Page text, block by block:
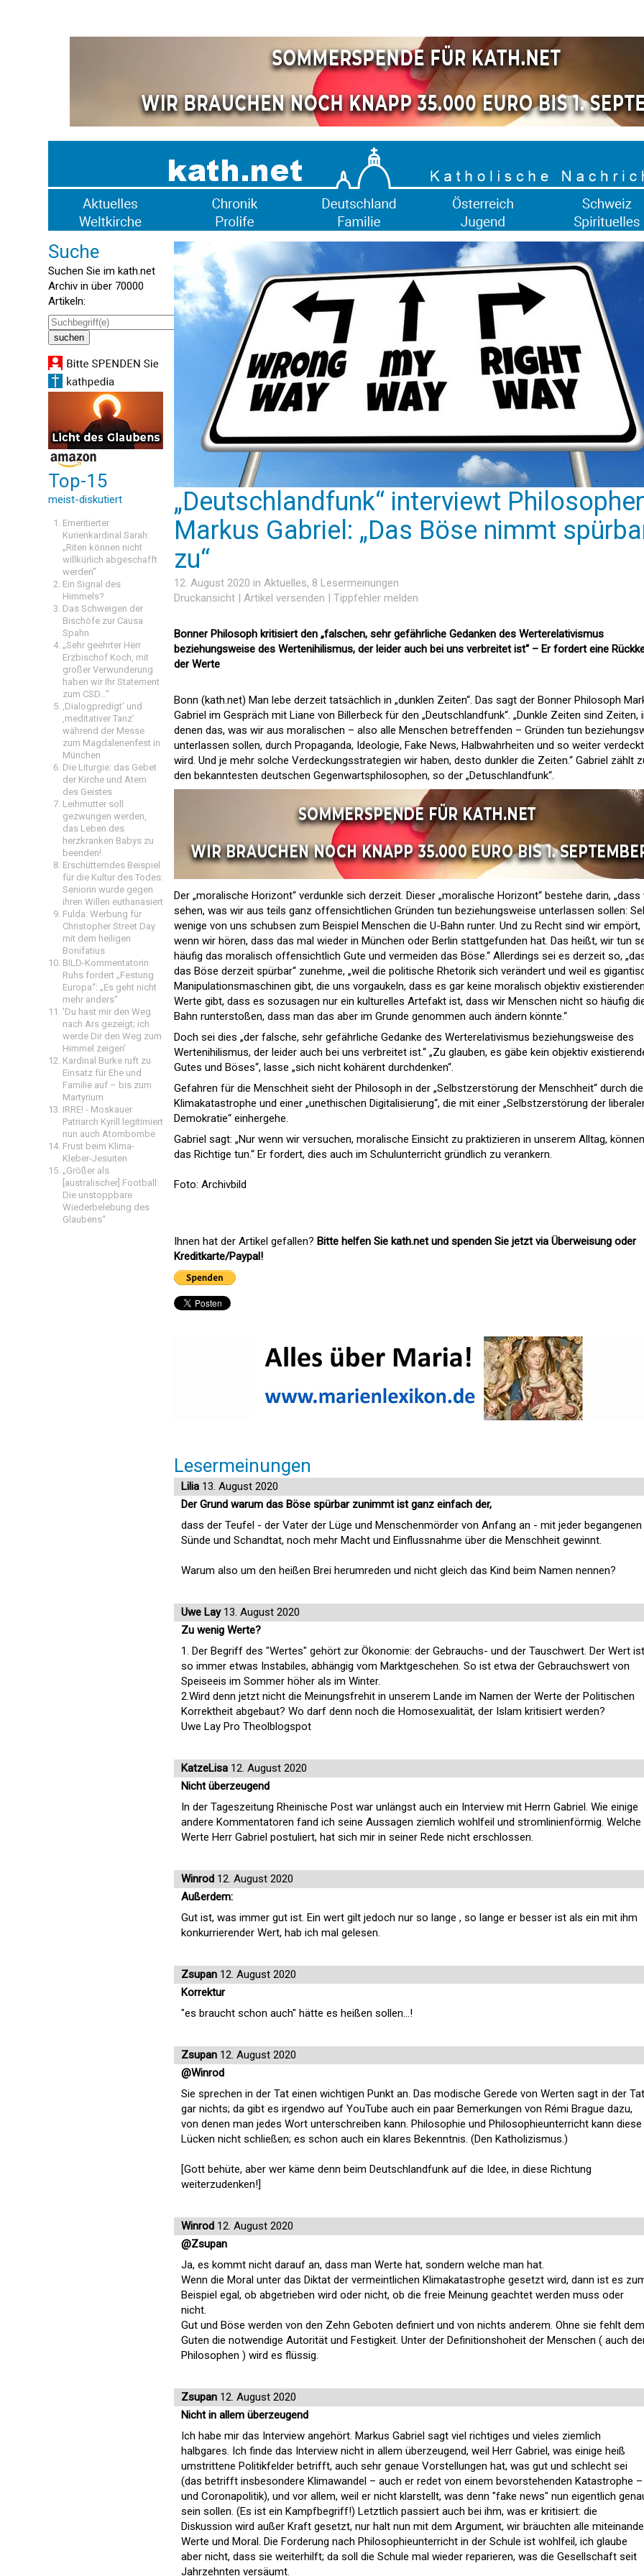
Suche
Suchen Sie im kath.net
Archiv in über 70000
Artikeln:
Top-15
meist-diskutiert
Emeritierter
Kurienkardinal Sarah:
„Riten können nicht
willkürlich abgeschafft
werden“
Ein Signal des
Himmels?
Das Schweigen der
Bischöfe zur Causa
Spahn
„Sehr geehrter Herr
Erzbischof Koch, mit
großer Verwunderung
haben wir Ihr Statement
zum CSD…“
‚Dialogpredigt‘ und
‚meditativer Tanz’
während der Messe
zum Magdalenenfest in
München
Die Liturgie: das Gebet
der Kirche und Atem
des Geistes
Leihmutter soll
gezwungen werden,
das Leben des
herzkranken Babys zu
beenden!
Erschütterndes Beispiel
für die Kultur des Todes:
Seniorin wurde gegen
ihren Willen euthanasiert
Fulda: Werbung für
Christopher Street Day
mit dem heiligen
Bonifatius
BILD-Kommentatorin
Ruhs fordert „Festung
Europa“: „Es geht nicht
mehr anders“
'Du hast mir den Weg
nach Ars gezeigt; ich
werde Dir den Weg zum
Himmel zeigen'
Kardinal Burke ruft zu
Einsatz für Ehe und
Familie auf – bis zum
Martyrium
IRRE! - Moskauer
Patriarch Kyrill legitimiert
nun auch Atombombe
Frust beim Klima-
Kleber-Jesuiten
„Größer als
[australischer] Football:
Die unstoppbare
Wiederbelebung des
Glaubens“
„Deutschlandfunk“ interviewt
Markus Gabriel: „Das Böse nimmt
zu“
12. August 2020 in Aktuelles, 8 Lesermeinungen
Druckansicht | Artikel versenden | Tippfehler melden
Bonner Philosoph kritisiert den „falschen, sehr gefährliche Gedanken des Werterelativismus
beziehungsweise des Wertenihilismus, der leider auch bei uns verbreitet ist“ – Er fordert eine
der Werte
Bonn (kath.net) Man lebe derzeit tatsächlich in „dunklen Zeiten“. Das sagt der Bonner Philosoph
Gabriel im Gespräch mit Liane von Billerbeck für den „Deutschlandfunk“. „Dunkle Zeiten sind Zeiten,
denen das, was wir aus moralischen – also alle Menschen betreffenden – Gründen tun
unterlassen sollen, durch Propaganda, Ideologie, Fake News, Halbwahrheiten und so weiter verdeckt
wird. Und je mehr solche Verdeckungsstrategien wir haben, desto dunkler die Zeiten.“ Gabriel zählt
den bekanntesten deutschen Gegenwartsphilosophen, so der „Detuschlandfunk“.
Der „moralische Horizont“ verdunkle sich derzeit. Dieser „moralische Horizont“ bestehe darin, „dass
sehen, was wir aus teils ganz offensichtlichen Gründen tun beziehungsweise unterlassen sollen:
wenige von uns schubsen zum Beispiel Menschen die U-Bahn runter. Und zu Recht sind wir empört,
wenn wir hören, dass das mal wieder in München oder Berlin stattgefunden hat. Das heißt, wir tun
häufig das moralisch offensichtlich Gute und vermeiden das Böse.“ Allerdings sei es derzeit so,
das Böse derzeit spürbar“ zunehme, „weil die politische Rhetorik sich verändert und weil es
Manipulationsmaschinen gibt, die uns vorgaukeln, dass es gar keine moralisch objektiv existierenden
Werte gibt, dass es sozusagen nur ein kulturelles Artefakt ist, dass wir Menschen nicht so häufig
Bahn runterstoßen, dass man das aber im Grunde genommen auch ändern könnte.“
Doch sei dies „der falsche, sehr gefährliche Gedanke des Werterelativismus beziehungsweise des
Wertenihilismus, der leider auch bei uns verbreitet ist.“ „Zu glauben, es gäbe kein objektiv
Gutes und Böses“, lasse „sich nicht kohärent durchdenken“.
Gefahren für die Menschheit sieht der Philosoph in der „Selbstzerstörung der Menschheit“ durch die
Klimakatastrophe und einer „unethischen Digitalisierung“, die mit einer „Selbstzerstörung der
Demokratie“ einhergehe.
Gabriel sagt: „Nur wenn wir versuchen, moralische Einsicht zu praktizieren in unserem Alltag,
das Richtige tun.“ Er fordert, dies auch im Schulunterricht gründlich zu verankern.
Foto: Archivbild
Ihnen hat der Artikel gefallen? Bitte helfen Sie kath.net und spenden Sie jetzt via Überweisung oder
Kreditkarte/Paypal!
Lesermeinungen
Lilia 13. August 2020
Der Grund warum das Böse spürbar zunimmt ist ganz einfach der,
dass der Teufel - der Vater der Lüge und Menschenmörder von Anfang an - mit jeder begangenen
Sünde und Schandtat, noch mehr Macht und Einflussnahme über die Menschheit gewinnt.
Warum also um den heißen Brei herumreden und nicht gleich das Kind beim Namen nennen?
Uwe Lay13. August 2020
Zu wenig Werte?
1. Der Begriff des "Wertes" gehört zur Ökonomie: der Gebrauchs- und der Tauschwert. Der Wert ist
so immer etwas Instabiles, abhängig vom Marktgeschehen. So ist etwa der Gebrauchswert von
Speiseeis im Sommer höher als im Winter.
2.Wird denn jetzt nicht die Meinungsfrehit in unserem Lande im Namen der Werte der Politischen
Korrektheit abgebaut? Wo darf denn noch die Homosexualität, der Islam kritisiert werden?
Uwe Lay Pro Theolblogspot
KatzeLisa 12. August 2020
Nicht überzeugend
In der Tageszeitung Rheinische Post war unlängst auch ein Interview mit Herrn Gabriel. Wie einige
andere Kommentatoren fand ich seine Aussagen ziemlich wohlfeil und stromlinienförmig. Welche
Werte Herr Gabriel postuliert, hat sich mir in seiner Rede nicht erschlossen.
Winrod 12. August 2020
Außerdem:
Gut ist, was immer gut ist. Ein wert gilt jedoch nur so lange , so lange er besser ist als ein mit ihm
konkurrierender Wert, hab ich mal gelesen.
Zsupan 12. August 2020
Korrektur
"es braucht schon auch" hätte es heißen sollen...!
Zsupan 12. August 2020
@Winrod
Sie sprechen in der Tat einen wichtigen Punkt an. Das modische Gerede von Werten sagt in der Tat
gar nichts; da gibt es irgendwo auf YouTube auch ein paar Bemerkungen von Rémi Brague dazu,
von denen man jedes Wort unterschreiben kann. Philosophie und Philosophieunterricht kann diese
Lücken nicht schließen; es schon auch ein klares Bekenntnis. (Den Katholizismus.)
[Gott behüte, aber wer käme denn beim Deutschlandfunk auf die Idee, in diese Richtung
weiterzudenken!]
Winrod 12. August 2020
@Zsupan
Ja, es kommt nicht darauf an, dass man Werte hat, sondern welche man hat.
Wenn die Moral unter das Diktat der vermeintlichen Klimakatastrophe gesetzt wird, dann ist es
Beispiel egal, ob abgetrieben wird oder nicht, ob die freie Meinung geachtet werden muss oder
nicht.
Gut und Böse werden von den Zehn Geboten definiert und von nichts anderem. Ohne sie fehlt dem
Guten die notwendige Autorität und Festigkeit. Unter der Definitionshoheit der Menschen ( auch
Philosophen ) wird es flüssig.
Zsupan 12. August 2020
Nicht in allem überzeugend
Ich habe mir das Interview angehört. Markus Gabriel sagt viel richtiges und vieles ziemlich
halbgares. Ich finde das Interview nicht in allem überzeugend, weil Herr Gabriel, was einige heiß
umstrittene Politikfelder betrifft, auch sehr genaue Vorstellungen hat, was gut und schlecht sei
(das betrifft insbesondere Klimawandel – auch er redet von einem bevorstehenden Katastrophe –
und Coronapolitik), und vor allem, weil er nicht klarstellt, was denn "fake news" nun eigentlich
sein sollen. (Es ist ein Kampfbegriff!) Letztlich passiert auch bei ihm, was er kritisiert: die
Diskussion wird außer Kraft gesetzt, nur halt nun mit dem Argument, wir bräuchten alle
Werte und Moral. Die Forderung nach Philosophieunterricht in der Schule ist wohlfeil, ich glaube
aber nicht, dass sie weiterhilft; da soll die Schule mal wieder reparieren, was die Gesellschaft seit
Jahrzehnten versäumt.